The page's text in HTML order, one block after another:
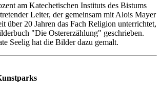
am Katechetischen Instituts des Bistums
Leiter, der gemeinsam mit Alois Mayer
über 20 Jahren das Fach Religion unterrichtet,
"Die Ostererzählung" geschrieben.
Seelig hat die Bilder dazu gemalt.